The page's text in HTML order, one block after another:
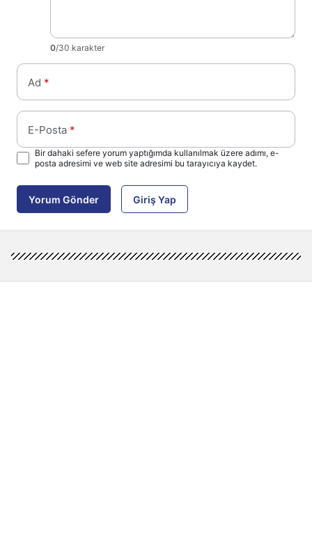
0/30 karakter
Ad *
E-Posta *
Bir dahaki sefere yorum yaptığımda kullanılmak üzere adımı, e-
posta adresimi ve web site adresimi bu tarayıcıya kaydet.
Yorum Gönder Giriş Yap